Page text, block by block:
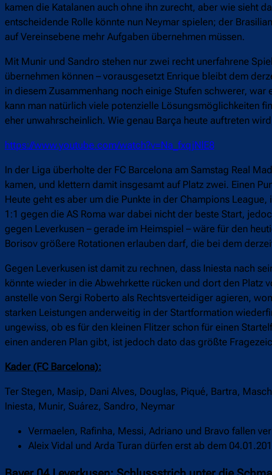
kamen die Katalanen auch ohne ihn zurecht, aber wie sieht
entscheidende Rolle könnte nun Neymar spielen; der
auf Vereinsebene mehr Aufgaben übernehmen müssen.
Mit Munir und Sandro stehen nur zwei recht unerfahrene
übernehmen können – vorausgesetzt Enrique bleibt dem
in diesem Zusammenhang noch einige Stufen schwerer,
kann man natürlich viele potenzielle Lösungsmöglichkeiten
eher unwahrscheinlich. Wie genau Barça heute auftreten
https://www.youtube.com/watch?v=Na_fxqjNlE8
In der Liga überholte der FC Barcelona am Samstag Real
kamen, und klettern damit insgesamt auf Platz zwei. Einen
Heute geht es aber um die Punkte in der Champions
1:1 gegen die AS Roma war dabei nicht der beste Start,
gegen Leverkusen – gerade im Heimspiel – wäre für den
Borisov größere Rotationen erlauben darf, die bei dem
Gegen Leverkusen ist damit zu rechnen, dass Iniesta nach
könnte wieder in die Abwehrkette rücken und dort den Platz
anstelle von Sergi Roberto als Rechtsverteidiger agieren,
starken Leistungen anderweitig in der Startformation
ungewiss, ob es für den kleinen Flitzer schon für einen
einen anderen Plan gibt, ist jedoch dato das größte
Kader (FC Barcelona):
Ter Stegen, Masip, Dani Alves, Douglas, Piqué, Bartra,
Iniesta, Munir, Suárez, Sandro, Neymar
Vermaelen, Rafinha, Messi, Adriano und Bravo fallen
Aleix Vidal und Arda Turan dürfen erst ab dem